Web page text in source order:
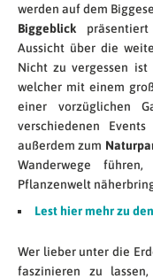
werden auf dem
Biggeblick
Aussicht über die
Nicht zu vergessen ist
welcher mit einem
einer vorzüglichen
verschiedenen
außerdem zum
Wanderwege
Pflanzenwelt
Lest hier mehr zu
Wer lieber unter die
faszinieren zu